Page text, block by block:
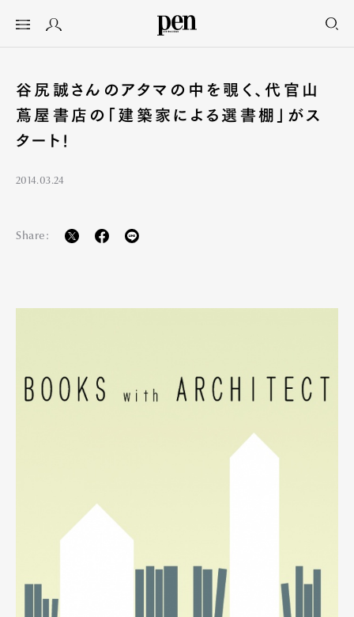
谷尻誠さんのアタマの中を覗く、代官山
蔦屋書店の「建築家による選書棚」がス
タート!
2014.03.24
Share: